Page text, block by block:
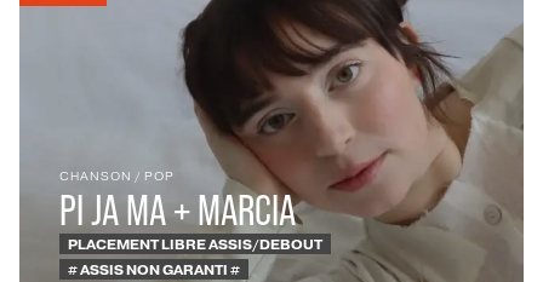
CHANSON / POP
PI JA MA + MARCIA
PLACEMENT LIBRE ASSIS/DEBOUT
# ASSIS NON GARANTI #